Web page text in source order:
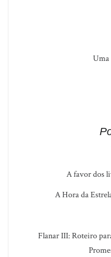
Uma
A favor dos
A Hora da
Flanar III: Roteiro